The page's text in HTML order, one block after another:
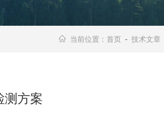
当前位置：首页 -技术文章
测方案